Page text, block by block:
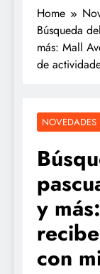
Home
Búsqueda
más: Mall
de
NOVEDADES
y
con